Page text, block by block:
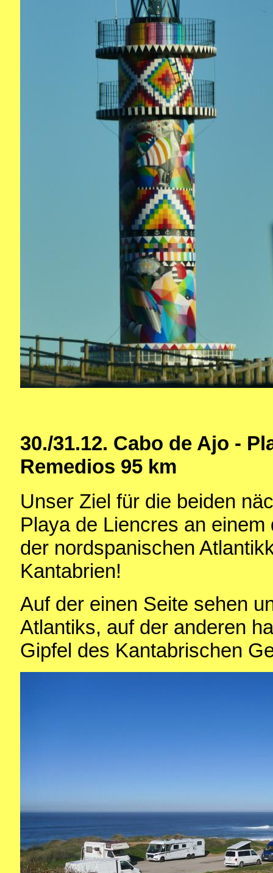
30./31.12. Cabo de Ajo -
Remedios 95 km
Unser Ziel für die beiden
Playa de Liencres an
der nordspanischen
Kantabrien!
Auf der einen Seite sehen
Atlantiks, auf der anderen
Gipfel des Kantabrischen